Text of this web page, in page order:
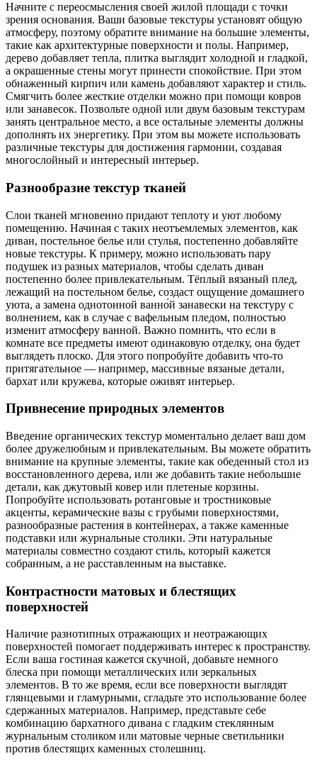
Начните с переосмысления своей жилой площади с точки
зрения основания. Ваши базовые текстуры установят общую
атмосферу, поэтому обратите внимание на большие элементы,
такие как архитектурные поверхности и полы. Например,
дерево добавляет тепла, плитка выглядит холодной и гладкой,
а окрашенные стены могут принести спокойствие. При этом
обнаженный кирпич или камень добавляют характер и стиль.
Смягчить более жесткие отделки можно при помощи ковров
или занавесок. Позвольте одной или двум базовым текстурам
занять центральное место, а все остальные элементы должны
дополнять их энергетику. При этом вы можете использовать
различные текстуры для достижения гармонии, создавая
многослойный и интересный интерьер.
Разнообразие текстур тканей
Слои тканей мгновенно придают теплоту и уют любому
помещению. Начиная с таких неотъемлемых элементов, как
диван, постельное белье или стулья, постепенно добавляйте
новые текстуры. К примеру, можно использовать пару
подушек из разных материалов, чтобы сделать диван
постепенно более привлекательным. Тёплый вязаный плед,
лежащий на постельном белье, создаст ощущение домашнего
уюта, а замена однотонной ванно́й занавески на текстуру с
волнением, как в случае с вафельным пледом, полностью
изменит атмосферу ванной. Важно помнить, что если в
комнате все предметы имеют одинаковую отделку, она будет
выглядеть плоско. Для этого попробуйте добавить что-то
притягательное — например, массивные вязаные детали,
бархат или кружева, которые оживят интерьер.
Привнесение природных элементов
Введение органических текстур моментально делает ваш дом
более дружелюбным и привлекательным. Вы можете обратить
внимание на крупные элементы, такие как обеденный стол из
восстановленного дерева, или же добавить такие небольшие
детали, как джутовый ковер или плетеные корзины.
Попробуйте использовать ротанговые и тростниковые
акценты, керамические вазы с грубыми поверхностями,
разнообразные растения в контейнерах, а также каменные
подставки или журнальные столики. Эти натуральные
материалы совместно создают стиль, который кажется
собранным, а не расставленным на выставке.
Контрастности матовых и блестящих
поверхностей
Наличие разнотипных отражающих и неотражающих
поверхностей помогает поддерживать интерес к пространству.
Если ваша гостиная кажется скучной, добавьте немного
блеска при помощи металлических или зеркальных
элементов. В то же время, если все поверхности выглядят
глянцевыми и гламурными, сгладьте это использование более
сдержанных материалов. Например, представьте себе
комбинацию бархатного дивана с гладким стеклянным
журнальным столиком или матовые черные светильники
против блестящих каменных столешниц.